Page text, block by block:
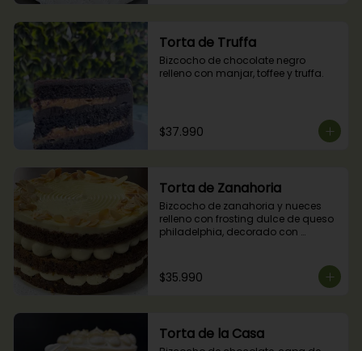
Torta de Truffa
Bizcocho de chocolate negro
relleno con manjar, toffee y truffa.
$37.990
Torta de Zanahoria
Bizcocho de zanahoria y nueces
relleno con frosting dulce de queso
philadelphia, decorado con
$35.990
Torta de la Casa